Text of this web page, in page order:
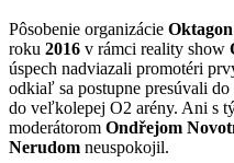
Pôsobenie organizácie
roku 2016 v rámci reality show
úspech nadviazali promotéri
odkiaľ sa postupne presúvali
do veľkolepej O2 arény. Ani s
moderátorom Ondřejom
Nerudom neuspokojil.